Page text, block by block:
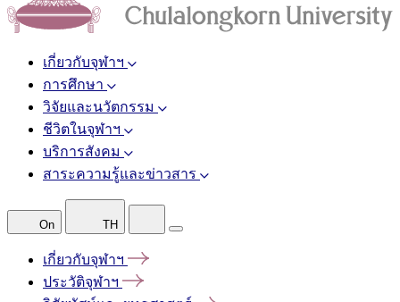
เกี่ยวกับจุฬาฯ
การศึกษา
วิจัยและนวัตกรรม
ชีวิตในจุฬาฯ
บริการสังคม
สาระความรู้และข่าวสาร
On TH
เกี่ยวกับจุฬาฯ
ประวัติจุฬาฯ